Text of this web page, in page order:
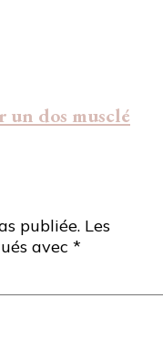
un dos musclé
publiée. Les
avec *